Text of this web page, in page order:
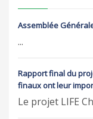
Assemblée
...
Rapport final du
finaux ont leur
Le projet LIFE